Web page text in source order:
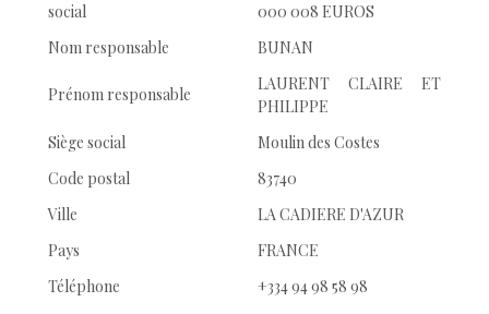
social
000 008 EUROS
Nom responsable
BUNAN
Prénom responsable
LAURENT CLAIRE ET
PHILIPPE
Siège social
Moulin des Costes
Code postal
83740
Ville
LA CADIERE D'AZUR
Pays
FRANCE
Téléphone
+334 94 98 58 98